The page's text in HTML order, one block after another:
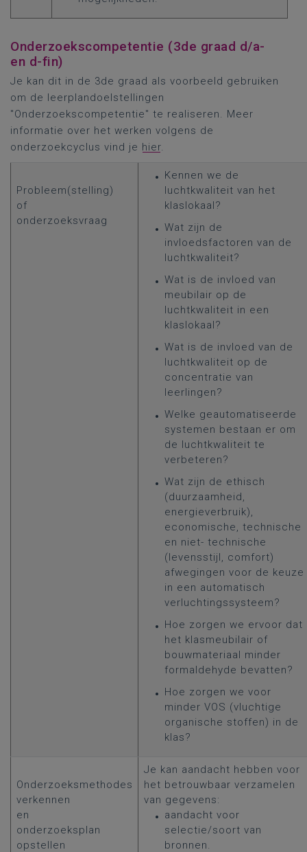
Onderzoekscompetentie (3de graad d/a-
en d-fin)
Je kan dit in de 3de graad als voorbeeld gebruiken
om de leerplandoelstellingen
"Onderzoekscompetentie" te realiseren. Meer
informatie over het werken volgens de
onderzoekcyclus vind je hier.
Probleem(stelling)
of
onderzoeksvraag
Kennen we de
luchtkwaliteit van het
klaslokaal?
Wat zijn de
invloedsfactoren van de
luchtkwaliteit?
Wat is de invloed van
meubilair op de
luchtkwaliteit in een
klaslokaal?
Wat is de invloed van de
luchtkwaliteit op de
concentratie van
leerlingen?
Welke geautomatiseerde
systemen bestaan er om
de luchtkwaliteit te
verbeteren?
Wat zijn de ethisch
(duurzaamheid,
energieverbruik),
economische, technische
en niet- technische
(levensstijl, comfort)
afwegingen voor de keuze
in een automatisch
verluchtingssysteem?
Hoe zorgen we ervoor dat
het klasmeubilair of
bouwmateriaal minder
formaldehyde bevatten?
Hoe zorgen we voor
minder VOS (vluchtige
organische stoffen) in de
klas?
Onderzoeksmethodes
verkennen
en
onderzoeksplan
opstellen
Je kan aandacht hebben voor
het betrouwbaar verzamelen
van gegevens:
aandacht voor
selectie/soort van
bronnen.